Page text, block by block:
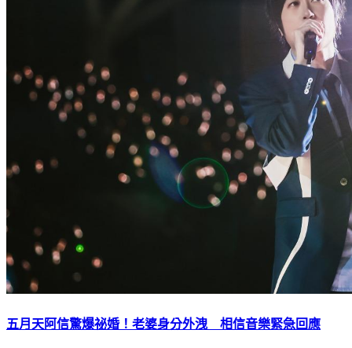
五月天阿信驚爆祕婚！老婆身分外洩 相信音樂緊急回應